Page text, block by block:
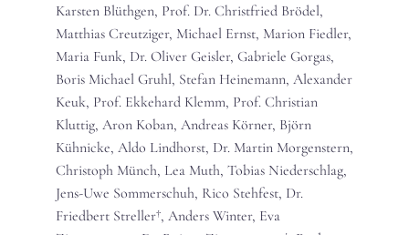
Karsten Blüthgen, Prof. Dr. Christfried Brödel,
Matthias Creutziger, Michael Ernst, Marion Fiedler,
Maria Funk, Dr. Oliver Geisler, Gabriele Gorgas,
Boris Michael Gruhl, Stefan Heinemann, Alexander
Keuk, Prof. Ekkehard Klemm, Prof. Christian
Kluttig, Aron Koban, Andreas Körner, Björn
Kühnicke, Aldo Lindhorst, Dr. Martin Morgenstern,
Christoph Münch, Lea Muth, Tobias Niederschlag,
Jens-Uwe Sommerschuh, Rico Stehfest, Dr.
Friedbert Streller†, Anders Winter, Eva